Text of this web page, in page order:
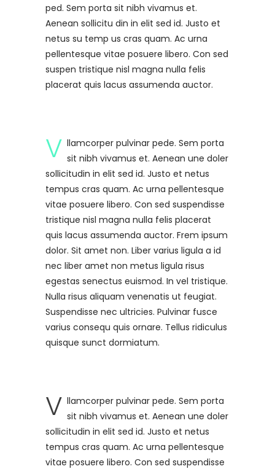
ped. Sem porta sit nibh vivamus et.
Aenean sollicitu din in elit sed id. Justo et
netus su temp us cras quam. Ac urna
pellentesque vitae posuere libero. Con sed
suspen tristique nisl magna nulla felis
placerat quis lacus assumenda auctor.
V llamcorper pulvinar pede. Sem porta
sit nibh vivamus et. Aenean une doler
sollicitudin in elit sed id. Justo et netus
tempus cras quam. Ac urna pellentesque
vitae posuere libero. Con sed suspendisse
tristique nisl magna nulla felis placerat
quis lacus assumenda auctor. Frem ipsum
dolor. Sit amet non. Liber varius ligula a id
nec liber amet non metus ligula risus
egestas senectus euismod. In vel tristique.
Nulla risus aliquam venenatis ut feugiat.
Suspendisse nec ultricies. Pulvinar fusce
varius consequ quis ornare. Tellus ridiculus
quisque sunct dormiatum.
V llamcorper pulvinar pede. Sem porta
sit nibh vivamus et. Aenean une doler
sollicitudin in elit sed id. Justo et netus
tempus cras quam. Ac urna pellentesque
vitae posuere libero. Con sed suspendisse